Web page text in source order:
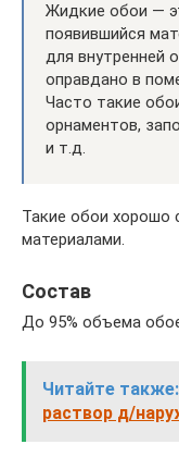
Жидкие обои —
появившийся
для внутренней
оправдано в
Часто такие
орнаментов,
и т.д.
Такие обои хорошо
материалами.
Состав
До 95% объема
Читайте также:
раствор д/